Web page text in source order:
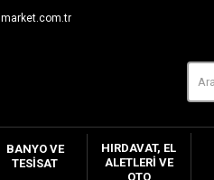
BANYO VE
TESISAT
HIRDAVAT, EL
ALETLERI VE
OTO